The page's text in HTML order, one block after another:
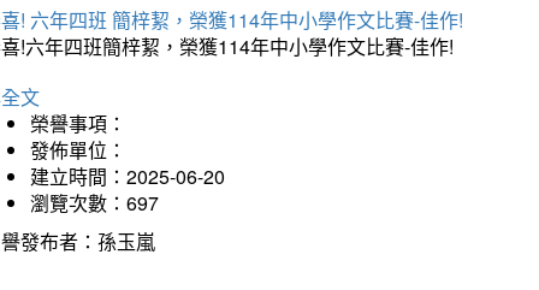
! 六年四班 簡梓絜，榮獲114年中小學作文比賽-佳作!
!六年四班簡梓絜，榮獲114年中小學作文比賽-佳作!
文
榮譽事項：
發佈單位：
建立時間：2025-06-20
瀏覽次數：697
發布者：孫玉嵐